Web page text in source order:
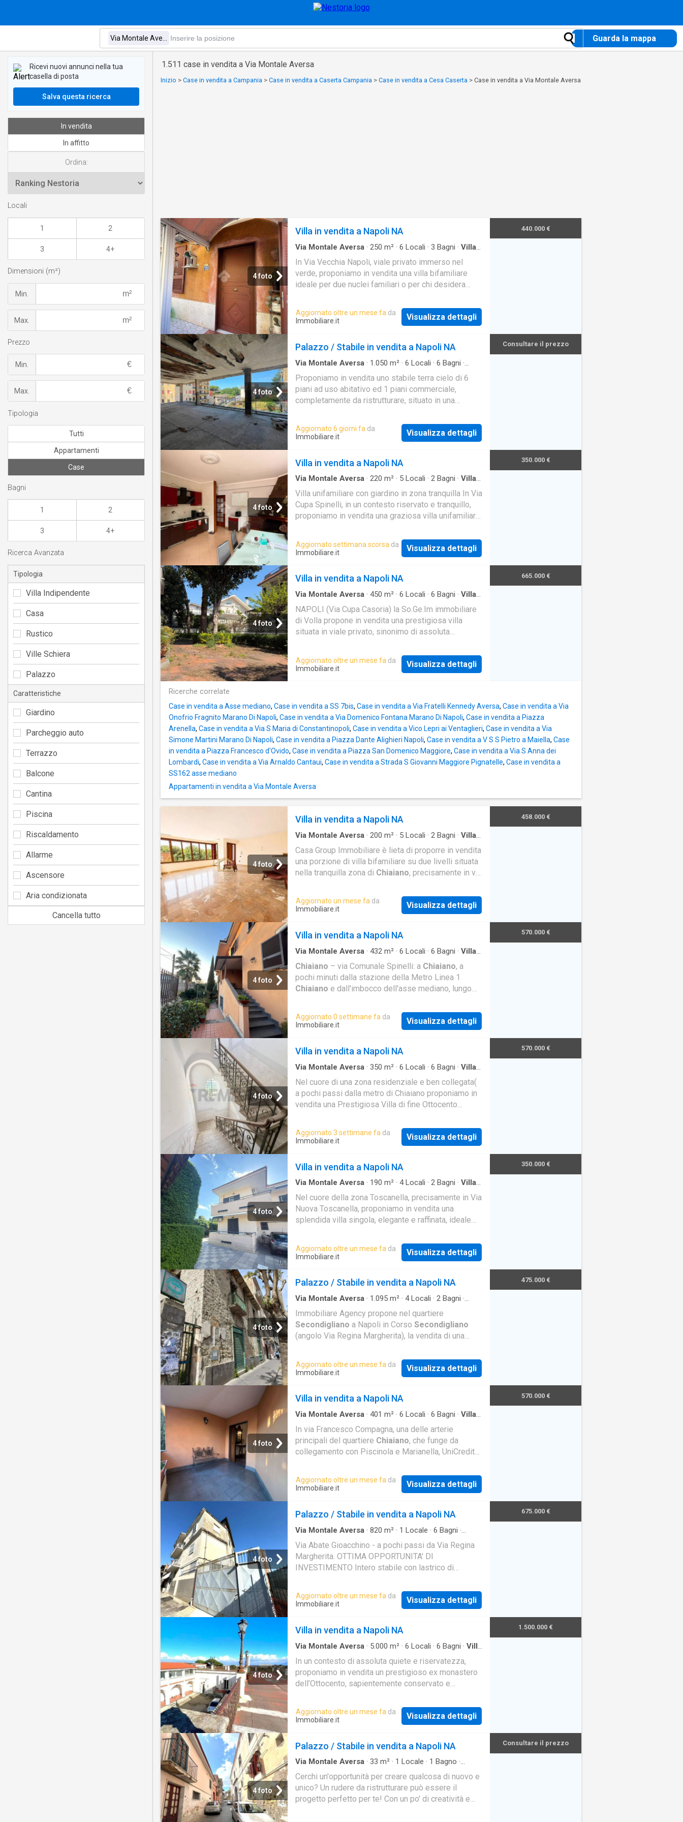
Guarda la mappa
1.511 case in vendita a Via Montale Aversa
Inizio > Case in vendita a Campania > Case in vendita a Caserta Campania > Case in vendita a Cesa Caserta > Case in vendita a Via Montale Aversa
4 foto
Villa in vendita a Napoli NA
Via Montale Aversa · 250 m² · 6 Locali · 3 Bagni · Villa
In Via Vecchia Napoli, viale privato immerso nel
verde, proponiamo in vendita una villa bifamiliare
ideale per due nuclei familiari o per chi desidera
Aggiornato oltre un mese fa da
Immobiliare.it
Visualizza dettagli
440.000 €
4 foto
Palazzo / Stabile in vendita a Napoli NA
Via Montale Aversa · 1.050 m² · 6 Locali · 6 Bagni ·
Proponiamo in vendita uno stabile terra cielo di 6
piani ad uso abitativo ed 1 piani commerciale,
completamente da ristrutturare, situato in una
Aggiornato 6 giorni fa da
Immobiliare.it
Visualizza dettagli
Consultare il prezzo
4 foto
Villa in vendita a Napoli NA
Via Montale Aversa · 220 m² · 5 Locali · 2 Bagni · Villa
Indipendente
Villa unifamiliare con giardino in zona tranquilla In Via
Cupa Spinelli, in un contesto riservato e tranquillo,
proponiamo in vendita una graziosa villa unifamiliare
Aggiornato settimana scorsa da
Immobiliare.it
Visualizza dettagli
350.000 €
4 foto
Villa in vendita a Napoli NA
Via Montale Aversa · 450 m² · 6 Locali · 6 Bagni · Villa
Indipendente
NAPOLI (Via Cupa Casoria) la So.Ge.Im immobiliare
di Volla propone in vendita una prestigiosa villa
situata in viale privato, sinonimo di assoluta
Aggiornato oltre un mese fa da
Immobiliare.it
Visualizza dettagli
665.000 €
Ricerche correlate
Case in vendita a Asse mediano, Case in vendita a SS 7bis, Case in vendita a Via Fratelli Kennedy Aversa, Case in vendita a Via
Onofrio Fragnito Marano Di Napoli, Case in vendita a Via Domenico Fontana Marano Di Napoli, Case in vendita a Piazza
Arenella, Case in vendita a Via S Maria di Constantinopoli, Case in vendita a Vico Lepri ai Ventaglieri, Case in vendita a Via
Simone Martini Marano Di Napoli, Case in vendita a Piazza Dante Alighieri Napoli, Case in vendita a V S S Pietro a Maiella, Case
in vendita a Piazza Francesco d'Ovido, Case in vendita a Piazza San Domenico Maggiore, Case in vendita a Via S Anna dei
Lombardi, Case in vendita a Via Arnaldo Cantaui, Case in vendita a Strada S Giovanni Maggiore Pignatelle, Case in vendita a
SS162 asse mediano
Appartamenti in vendita a Via Montale Aversa
4 foto
Villa in vendita a Napoli NA
Via Montale Aversa · 200 m² · 5 Locali · 2 Bagni · Villa
Casa Group Immobiliare è lieta di proporre in vendita
una porzione di villa bifamiliare su due livelli situata
nella tranquilla zona di Chiaiano, precisamente in via
Aggiornato un mese fa da
Immobiliare.it
Visualizza dettagli
458.000 €
4 foto
Villa in vendita a Napoli NA
Via Montale Aversa · 432 m² · 6 Locali · 6 Bagni · Villa
Chiaiano – via Comunale Spinelli: a Chiaiano, a
pochi minuti dalla stazione della Metro Linea 1
Chiaiano e dall'imbocco dell'asse mediano, lungo
Aggiornato 0 settimane fa da
Immobiliare.it
Visualizza dettagli
570.000 €
4 foto
Villa in vendita a Napoli NA
Via Montale Aversa · 350 m² · 6 Locali · 6 Bagni · Villa
Nel cuore di una zona residenziale e ben collegata(
a pochi passi dalla metro di Chiaiano proponiamo in
vendita una Prestigiosa Villa di fine Ottocento
Aggiornato 3 settimane fa da
Immobiliare.it
Visualizza dettagli
570.000 €
4 foto
Villa in vendita a Napoli NA
Via Montale Aversa · 190 m² · 4Locali · 2 Bagni · Villa
Nel cuore della zona Toscanella, precisamente in Via
Nuova Toscanella, proponiamo in vendita una
splendida villa singola, elegante e raffinata, ideale
Aggiornato oltre un mese fa da
Immobiliare.it
Visualizza dettagli
350.000 €
4 foto
Palazzo / Stabile in vendita a Napoli NA
Via Montale Aversa · 1.095 m² · 4Locali · 2 Bagni ·
Immobiliare Agency propone nel quartiere
Secondigliano a Napoli in Corso Secondigliano
(angolo Via Regina Margherita), la vendita di una
Aggiornato oltre un mese fa da
Immobiliare.it
Visualizza dettagli
475.000 €
4 foto
Villa in vendita a Napoli NA
Via Montale Aversa · 401 m² · 6 Locali · 6 Bagni · Villa
In via Francesco Compagna, una delle arterie
principali del quartiere Chiaiano, che funge da
collegamento con Piscinola e Marianella, UniCredit
Aggiornato oltre un mese fa da
Immobiliare.it
Visualizza dettagli
570.000 €
4 foto
Palazzo / Stabile in vendita a Napoli NA
Via Montale Aversa · 820 m² · 1 Locale · 6 Bagni ·
Via Abate Gioacchino - a pochi passi da Via Regina
Margherita. OTTIMA OPPORTUNITA' DI
INVESTIMENTO Intero stabile con lastrico di
Aggiornato oltre un mese fa da
Immobiliare.it
Visualizza dettagli
675.000 €
4 foto
Villa in vendita a Napoli NA
Via Montale Aversa · 5.000 m² · 6 Locali · 6 Bagni · Villa
In un contesto di assoluta quiete e riservatezza,
proponiamo in vendita un prestigioso ex monastero
dell’Ottocento, sapientemente conservato e
Aggiornato oltre un mese fa da
Immobiliare.it
Visualizza dettagli
1.500.000 €
4 foto
Palazzo / Stabile in vendita a Napoli NA
Via Montale Aversa · 33 m² · 1 Locale · 1 Bagno ·
Cerchi un'opportunità per creare qualcosa di nuovo e
unico? Un rudere da ristrutturare può essere il
progetto perfetto per te! Con un po' di creatività e
Consultare il prezzo
Ricevi nuovi annunci nella tua
casella di posta
Salva questa ricerca
In vendita
In affitto
Ordina:
Locali
1 2
3 4+
Dimensioni (m²)
Min.
Max.
Prezzo
Min.
Max.
Tipologia
Tutti
Appartamenti
Case
Bagni
1 2
3 4+
Ricerca Avanzata
Tipologia
Villa Indipendente
Casa
Rustico
Ville Schiera
Palazzo
Caratteristiche
Giardino
Parcheggio auto
Terrazzo
Balcone
Cantina
Piscina
Riscaldamento
Allarme
Ascensore
Aria condizionata
Cancella tutto